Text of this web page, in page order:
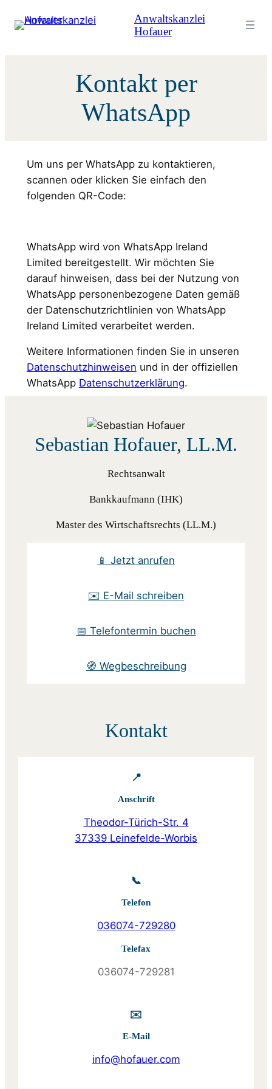
Inhalt
Anwaltskanzlei
Hofauer
Kontakt per
WhatsApp
Um uns per WhatsApp zu kontaktieren,
scannen oder klicken Sie einfach den
folgenden QR-Code:
WhatsApp wird von WhatsApp Ireland
Limited bereitgestellt. Wir möchten Sie
darauf hinweisen, dass bei der Nutzung von
WhatsApp personenbezogene Daten gemäß
der Datenschutzrichtlinien von WhatsApp
Ireland Limited verarbeitet werden.
Weitere Informationen finden Sie in unseren
Datenschutzhinweisen und in der offiziellen
WhatsApp Datenschutzerklärung.
Sebastian Hofauer, LL.M.
Rechtsanwalt
Bankkaufmann (IHK)
Master des Wirtschaftsrechts (LL.M.)
📱 Jetzt anrufen
✉️ E-Mail schreiben
📅 Telefontermin buchen
🧭 Wegbeschreibung
Kontakt
📍
Anschrift
Theodor-Türich-Str. 4
37339 Leinefelde-Worbis
📞
Telefon
036074-729280
Telefax
036074-729281
✉️
E-Mail
info@hofauer.com